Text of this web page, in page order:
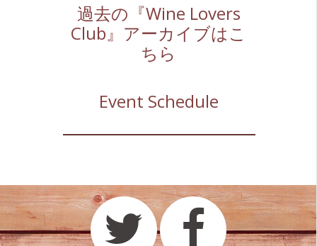
過去の『Wine Lovers
Club』アーカイブはこ
ちら
Event Schedule